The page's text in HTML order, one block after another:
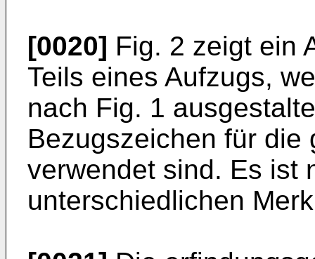
[0020] Fig. 2 zeigt ein
Teils eines Aufzugs,
nach Fig. 1
Bezugszeichen für die
verwendet sind. Es ist
unterschiedlichen